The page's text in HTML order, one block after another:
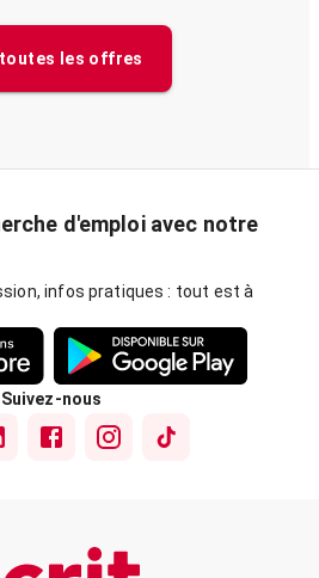
les offres
d'emploi avec notre
infos pratiques : tout est à
Suivez-nous